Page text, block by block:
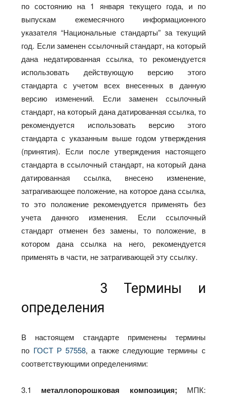
по состоянию на 1 января текущего года, и по
выпускам ежемесячного информационного
указателя “Национальные стандарты” за текущий
год. Если заменен ссылочный стандарт, на который
дана недатированная ссылка, то рекомендуется
использовать действующую версию этого
стандарта с учетом всех внесенных в данную
версию изменений. Если заменен ссылочный
стандарт, на который дана датированная ссылка, то
рекомендуется использовать версию этого
стандарта с указанным выше годом утверждения
(принятия). Если после утверждения настоящего
стандарта в ссылочный стандарт, на который дана
датированная ссылка, внесено изменение,
затрагивающее положение, на которое дана ссылка,
то это положение рекомендуется применять без
учета данного изменения. Если ссылочный
стандарт отменен без замены, то положение, в
котором дана ссылка на него, рекомендуется
применять в части, не затрагивающей эту ссылку.
3 Термины и
определения
В настоящем стандарте применены термины
по ГОСТ Р 57558, а также следующие термины с
соответствующими определениями:
3.1 металлопорошковая композиция;
МПК: